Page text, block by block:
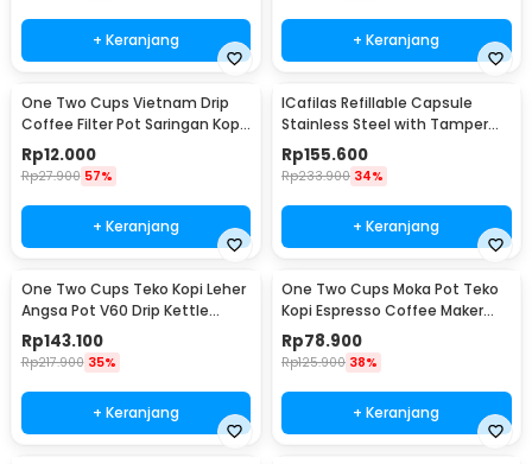
+ Keranjang + Keranjang
One Two Cups Vietnam Drip
Coffee Filter Pot Saringan Kopi
114ml 6Q - LC1
Rp12.000
Rp27.900 57%
+ Keranjang
ICafilas Refillable Capsule
Stainless Steel with Tamper
for Nespresso - F456
Rp155.600
Rp233.900 34%
+ Keranjang
One Two Cups Teko Kopi Leher
Angsa Pot V60 Drip Kettle
960ml - RF-15
Rp143.100
Rp217.900 35%
+ Keranjang
One Two Cups Moka Pot Teko
Kopi Espresso Coffee Maker
Stovetop 6 Cup 300ml - Z21
Rp78.900
Rp125.900 38%
+ Keranjang